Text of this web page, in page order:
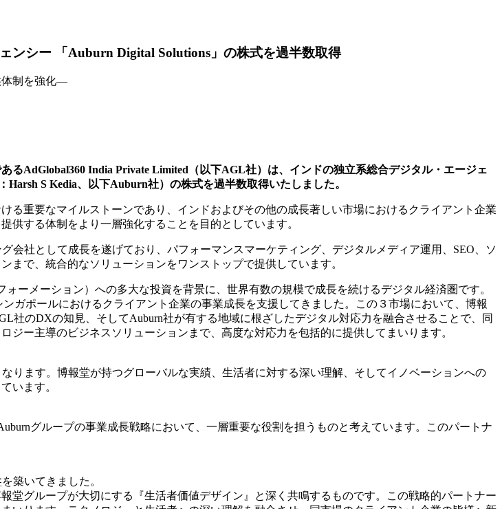
ンシー 「Auburn Digital Solutions」の株式を過半数取得
体制を強化―
るAdGlobal360 India Private Limited（以下AGL社）は、インドの独立系総合デジタル・エージェ
S Kedia、以下Auburn社）の株式を過半数取得いたしました。
重要なマイルストーンであり、インドおよびその他の成長著しい市場におけるクライアント企業
供する体制をより一層強化することを目的としています。
会社として成長を遂げており、パフォーマンスマーケティング、デジタルメディア運用、SEO、ソ
で、統合的なソリューションをワンストップで提供しています。
ーメーション）への多大な投資を背景に、世界有数の規模で成長を続けるデジタル経済圏です。
ガポールにおけるクライアント企業の事業成長を支援してきました。この３市場において、博報
のDXの知見、そしてAuburn社が有する地域に根ざしたデジタル対応力を融合させることで、同
ー主導のビジネスソリューションまで、高度な対応力を包括的に提供してまいります。
ります。博報堂が持つグローバルな実績、生活者に対する深い理解、そしてイノベーションへの
います。
グループの事業成長戦略において、一層重要な役割を担うものと考えています。このパートナ
築いてきました。
グループが大切にする『生活者価値デザイン』と深く共鳴するものです。この戦略的パートナー